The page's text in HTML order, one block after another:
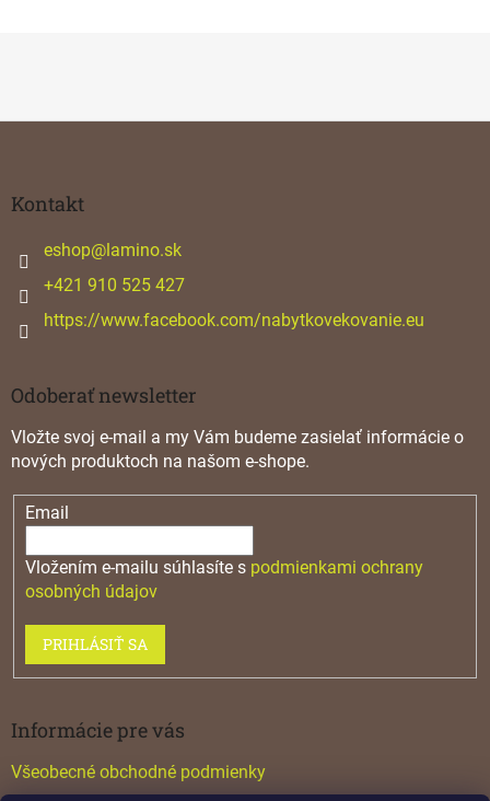
Kontakt
eshop@lamino.sk
+421 910 525 427
https://www.facebook.com/nabytkovekovanie.eu
Odoberať newsletter
Vložte svoj e-mail a my Vám budeme zasielať informácie o
nových produktoch na našom e-shope.
Email
Vložením e-mailu súhlasíte s podmienkami ochrany
osobných údajov
PRIHLÁSIŤ SA
Informácie pre vás
Všeobecné obchodné podmienky